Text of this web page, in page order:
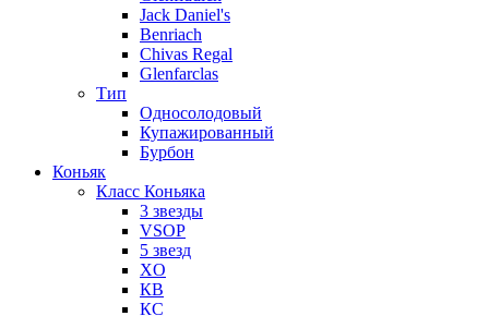
Jack Daniel's
Benriach
Chivas Regal
Glenfarclas
Тип
Односолодовый
Купажированный
Бурбон
Коньяк
Класс Коньяка
3 звезды
VSOP
5 звезд
XO
КВ
КС